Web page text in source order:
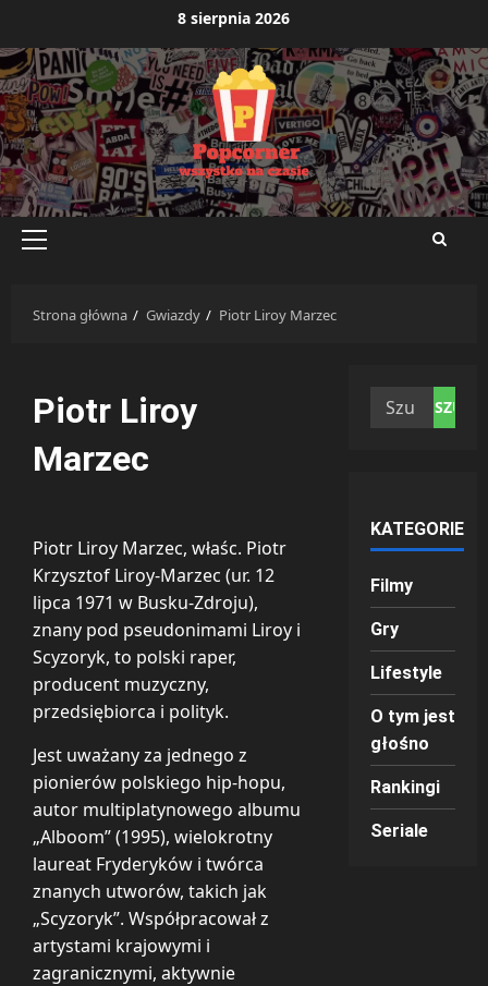
treści
8 sierpnia 2026
Menu
Strona główna Gwiazdy Piotr Liroy Marzec
Piotr Liroy
Marzec
Piotr Liroy Marzec, właśc. Piotr
Krzysztof Liroy-Marzec (ur. 12
lipca 1971 w Busku-Zdroju),
znany pod pseudonimami Liroy i
Scyzoryk, to polski raper,
producent muzyczny,
przedsiębiorca i polityk.
Jest uważany za jednego z
pionierów polskiego hip-hopu,
autor multiplatynowego albumu
„Alboom” (1995), wielokrotny
laureat Fryderyków i twórca
znanych utworów, takich jak
„Scyzoryk”. Współpracował z
artystami krajowymi i
zagranicznymi, aktywnie
Szukaj:
KATEGORIE
Filmy
Gry
Lifestyle
O tym jest
głośno
Rankingi
Seriale